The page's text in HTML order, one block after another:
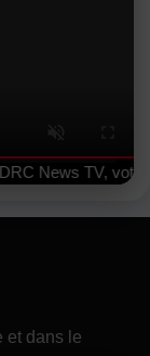
News TV,
et dans le